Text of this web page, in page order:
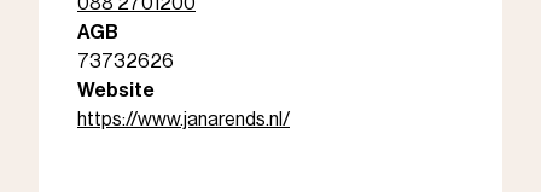
AGB
73732626
Website
https://www.janarends.nl/